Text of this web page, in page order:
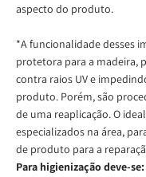
aspecto do produto.
*A funcionalidade desses
protetora para a madeira,
contra raios UV e
produto. Porém, são
de uma reaplicação. O
especializados na área,
de produto para a
Para higienização deve-se: